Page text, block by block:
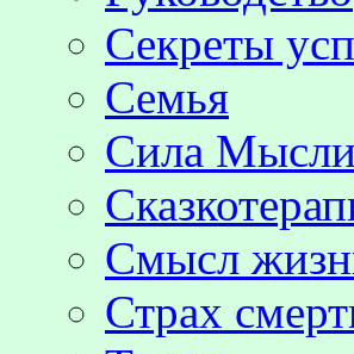
Секреты
Семья
Сила Мысли
Смысл
Страх